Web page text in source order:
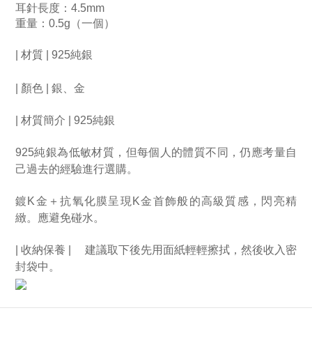
耳針長度：4.5mm
重量：0.5g（一個）
| 材質 | 925純銀
| 顏色 | 銀、金
| 材質簡介 | 925純銀
925純銀為低敏材質，但每個人的體質不同，仍應考量自
己過去的經驗進行選購。
鍍K金＋抗氧化膜呈現K金首飾般的高級質感，閃亮精
緻。應避免碰水。
| 收納保養 | 　建議取下後先用面紙輕輕擦拭，然後收入密
封袋中。